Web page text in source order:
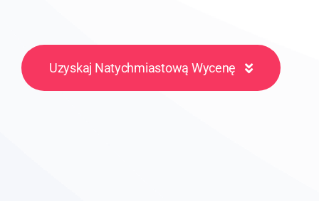
Uzyskaj Natychmiastową Wycenę